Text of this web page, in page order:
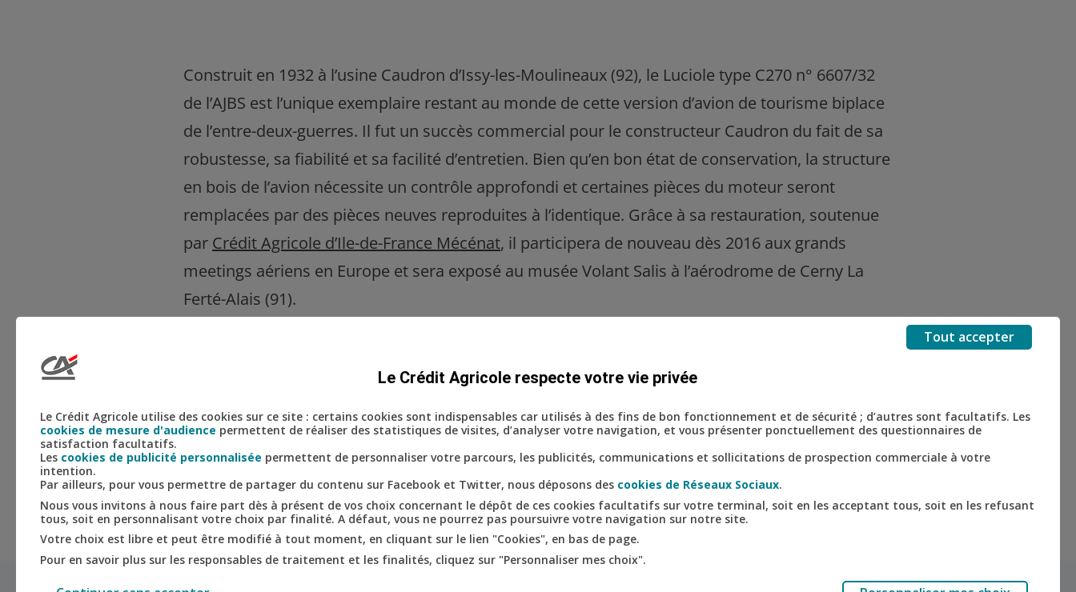
Construit en 1932 à l’usine Caudron d’Issy-les-Moulineaux (92), le Luciole type C270 n° 6607/32
de l’AJBS est l’unique exemplaire restant au monde de cette version d’avion de tourisme biplace
de l’entre-deux-guerres. Il fut un succès commercial pour le constructeur Caudron du fait de sa
robustesse, sa fiabilité et sa facilité d’entretien. Bien qu’en bon état de conservation, la structure
en bois de l’avion nécessite un contrôle approfondi et certaines pièces du moteur seront
remplacées par des pièces neuves reproduites à l’identique. Grâce à sa restauration, soutenue
par Crédit Agricole d’Ile-de-France Mécénat, il participera de nouveau dès 2016 aux grands
meetings aériens en Europe et sera exposé au musée Volant Salis à l’aérodrome de Cerny La
Ferté-Alais (91).
Cliquez ici
Le Crédit Agricole respecte votre vie privée
Le Crédit Agricole utilise des cookies sur ce site : certains cookies sont indispensables car utilisés à des fins de bon fonctionnement et de sécurité ; d’autres sont facultatifs. Les
cookies de mesure d'audience permettent de réaliser des statistiques de visites, d’analyser votre navigation, et vous présenter ponctuellement des questionnaires de
satisfaction facultatifs.
Les cookies de publicité personnalisée permettent de personnaliser votre parcours, les publicités, communications et sollicitations de prospection commerciale à votre
intention.
Par ailleurs, pour vous permettre de partager du contenu sur Facebook et Twitter, nous déposons des cookies de Réseaux Sociaux.
Nous vous invitons à nous faire part dès à présent de vos choix concernant le dépôt de ces cookies facultatifs sur votre terminal, soit en les acceptant tous, soit en les refusant
tous, soit en personnalisant votre choix par finalité. A défaut, vous ne pourrez pas poursuivre votre navigation sur notre site.
Votre choix est libre et peut être modifié à tout moment, en cliquant sur le lien "Cookies", en bas de page.
Pour en savoir plus sur les responsables de traitement et les finalités, cliquez sur "Personnaliser mes choix".
Tout accepter